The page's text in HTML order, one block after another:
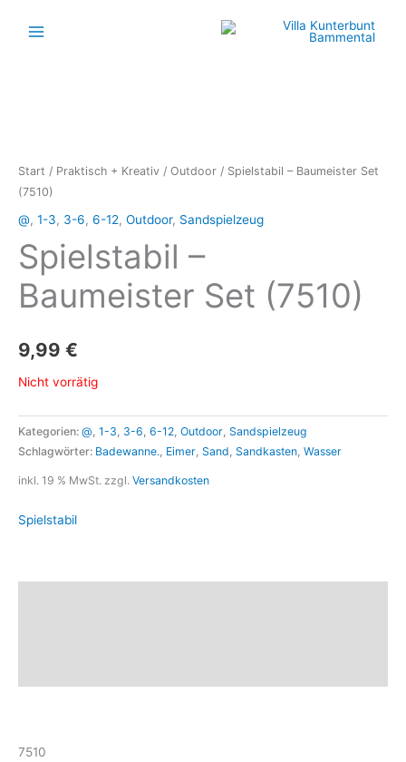
Inhalt
Start / Praktisch + Kreativ / Outdoor / Spielstabil – Baumeister Set
(7510)
@, 1-3, 3-6, 6-12, Outdoor, Sandspielzeug
Spielstabil –
Baumeister Set (7510)
9,99 €
Nicht vorrätig
Kategorien: @ 1-3 3-6 6-12 Outdoor Sandspielzeug
Schlagwörter: Badewanne. Eimer Sand Sandkasten Wasser
inkl. 19 % MwSt. zzgl. Versandkosten
Spielstabil
7510